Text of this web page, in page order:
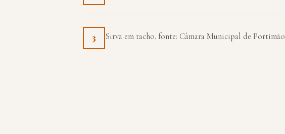
3 Sirva em tacho. fonte: Câmara Municipal de Portimão